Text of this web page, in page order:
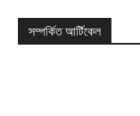
সম্পর্কিত আর্টিকেল